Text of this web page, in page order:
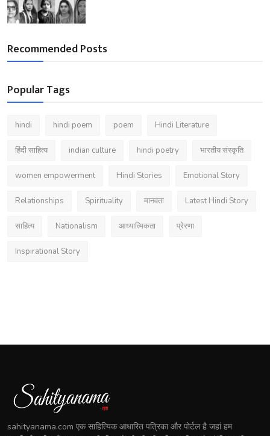
Recommended Posts
Popular Tags
hindi hindi poem poem Hindi Literature
हिंदी साहित्य indian culture hindi poetry भारतीय संस्कृति
women empowerment Hindi Stories Emotional Story
Relationships Spirituality मानवता Latest Hindi Story
साहित्य Nationalism आध्यात्मिकता प्रेरणा
Inspirational Story
sahityanama.com एक साहित्यिक आधारित पत्रिका और पोर्टल है जहां हम